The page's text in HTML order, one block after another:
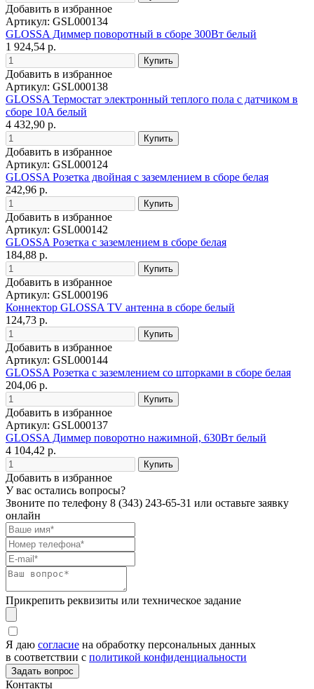
Добавить в избранное
Артикул: GSL000134
GLOSSA Диммер поворотный в сборе 300Вт белый
1 924,54 р.
Добавить в избранное
Артикул: GSL000138
GLOSSA Термостат электронный теплого пола с датчиком в
сборе 10A белый
4 432,90 р.
Добавить в избранное
Артикул: GSL000124
GLOSSA Розетка двойная с заземлением в сборе белая
242,96 р.
Добавить в избранное
Артикул: GSL000142
GLOSSA Розетка с заземлением в сборе белая
184,88 р.
Добавить в избранное
Артикул: GSL000196
Коннектор GLOSSA TV антенна в сборе белый
124,73 р.
Добавить в избранное
Артикул: GSL000144
GLOSSA Розетка с заземлением со шторками в сборе белая
204,06 р.
Добавить в избранное
Артикул: GSL000137
GLOSSA Диммер поворотно нажимной, 630Вт белый
4 104,42 р.
Добавить в избранное
У вас остались вопросы?
Звоните по телефону 8 (343) 243-65-31 или оставьте заявку
онлайн
Прикрепить реквизиты или техническое задание
Я даю согласие на обработку персональных данных
в соответствии с политикой конфиденциальности
Контакты